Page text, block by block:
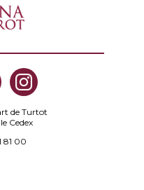
de Turtot
Cedex
81 00